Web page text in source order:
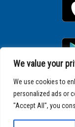
We value your
We use cookies to
personalized ads or
"Accept All", you